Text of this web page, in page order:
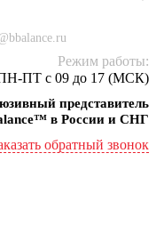
Режим работы:
ПТ с 09 до 17 (МСК)
представитель
в России и СНГ
обратный звонок